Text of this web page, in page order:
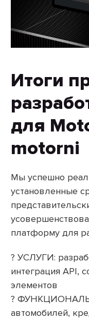
Итоги
для
motorni
Мы успешно
установленные
платформу для
? УСЛУГИ:
интеграция API,
элементов
?
автомобилей,